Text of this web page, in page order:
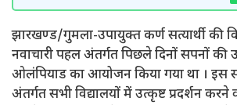
झारखण्ड/गुमला-उपायुक्त कर्ण सत्यार्थी की
नवाचारी पहल अंतर्गत पिछले दिनों सपनों
ओलंपियाड का आयोजन किया गया था । इस
अंतर्गत सभी विद्यालयों में उत्कृष्ट प्रदर्शन